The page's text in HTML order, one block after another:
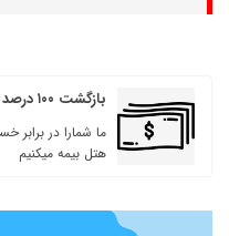
بازگشت ۱۰۰ درصد پول
ما شمارا در برابر
هتل بیمه میکنیم